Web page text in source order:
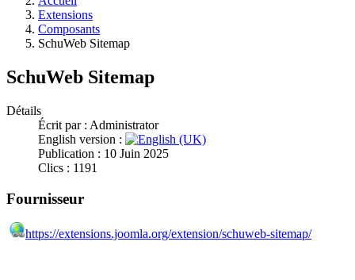
Extensions
Composants
SchuWeb Sitemap
SchuWeb Sitemap
Détails
Écrit par : Administrator
English version :
Publication : 10 Juin 2025
Clics : 1191
Fournisseur
https://extensions.joomla.org/extension/schuweb-sitemap/